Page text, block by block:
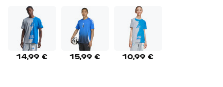
14,99 € 15,99 € 10,99 €